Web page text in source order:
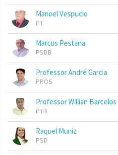
Manoel Vespucio
PT
Marcus Pestana
PSDB
Professor André Garcia
PROS
Professor Willian Barcelos
PTB
Raquel Muniz
PSD